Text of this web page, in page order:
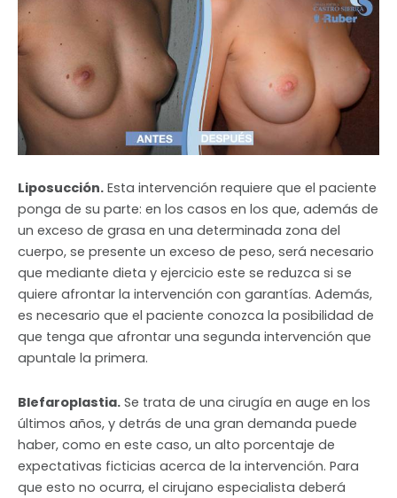
Liposucción. Esta intervención requiere que el paciente
ponga de su parte: en los casos en los que, además de
un exceso de grasa en una determinada zona del
cuerpo, se presente un exceso de peso, será necesario
que mediante dieta y ejercicio este se reduzca si se
quiere afrontar la intervención con garantías. Además,
es necesario que el paciente conozca la posibilidad de
que tenga que afrontar una segunda intervención que
apuntale la primera.
Blefaroplastia. Se trata de una cirugía en auge en los
últimos años, y detrás de una gran demanda puede
haber, como en este caso, un alto porcentaje de
expectativas ficticias acerca de la intervención. Para
que esto no ocurra, el cirujano especialista deberá